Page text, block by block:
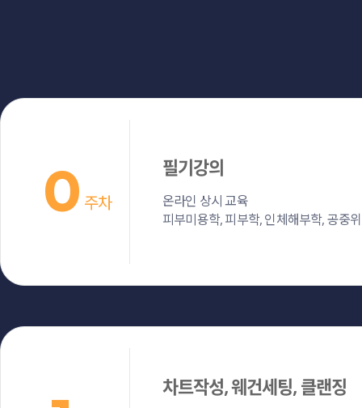
0 주차
필기강의
온라인 상시 교육
피부미용학, 피부학, 인체해부학, 공중
차트작성, 웨건세팅, 클랜징